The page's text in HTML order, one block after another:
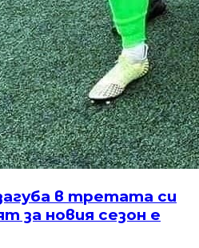
в третата си
за новия сезон е